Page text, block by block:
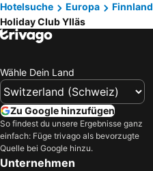
Hotelsuche
Europa Finnland
Holiday Club Ylläs
Wähle Dein Land
Zu Google hinzufügen
So findest du unsere Ergebnisse ganz
einfach: Füge trivago als bevorzugte
Quelle bei Google hinzu.
Unternehmen